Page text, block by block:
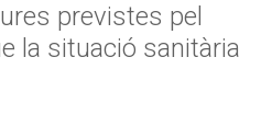
previstes pel
la situació sanitària